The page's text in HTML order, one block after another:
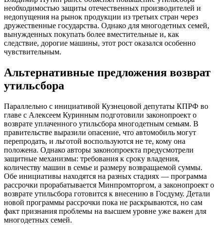
необходимостью защиты отечественных производителей и
недопущения на рынок продукции из третьих стран через
дружественные государства. Однако для многодетных семей,
вынужденных покупать более вместительные и, как
следствие, дорогие машины, этот рост оказался особенно
чувствительным.
Альтернативные предложения возврат
утильсбора
Параллельно с инициативой Кузнецовой депутаты КПРФ во
главе с Алексеем Куринным подготовили законопроект о
возврате уплаченного утильсбора многодетным семьям. В
правительстве выразили опасение, что автомобиль могут
перепродать, и льготой воспользуются не те, кому она
положена. Однако авторы законопроекта предусмотрели
защитные механизмы: требования к сроку владения,
количеству машин в семье и размеру возвращаемой суммы.
Обе инициативы находятся на разных стадиях — программа
рассрочки прорабатывается Минпромторгом, а законопроект о
возврате утильсбора готовится к внесению в Госдуму. Детали
новой программы рассрочки пока не раскрываются, но сам
факт признания проблемы на высшем уровне уже важен для
многодетных семей.